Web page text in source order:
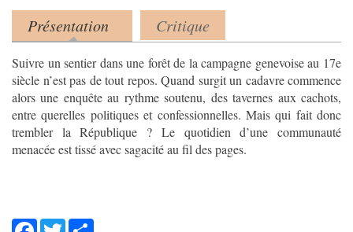
Product tabs
Présentation
(onglet actif)
Critique
Suivre un sentier dans une forêt de la campagne genevoise au 17e
siècle n’est pas de tout repos. Quand surgit un cadavre commence
alors une enquête au rythme soutenu, des tavernes aux cachots,
entre querelles politiques et confessionnelles. Mais qui fait donc
trembler la République ? Le quotidien d’une communauté
menacée est tissé avec sagacité au fil des pages.